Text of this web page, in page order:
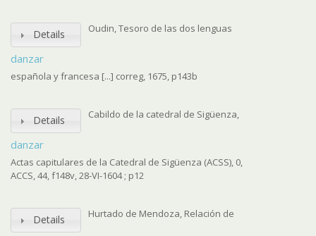
Details
danzar
Oudin, Tesoro de las dos lenguas
española y francesa [...] correg, 1675, p143b
Details
danzar
Cabildo de la catedral de Sigüenza,
Actas capitulares de la Catedral de Sigüenza (ACSS), 0,
ACCS, 44, f148v, 28-VI-1604 ; p12
Details Hurtado de Mendoza, Relación de